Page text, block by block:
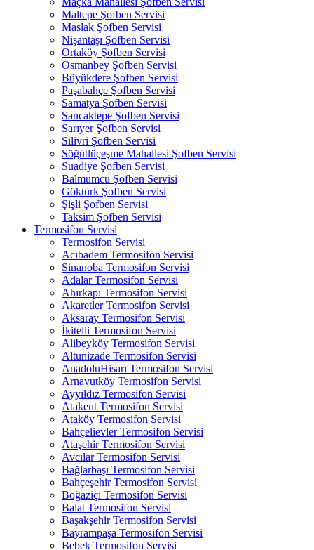
Maltepe Şofben Servisi
Maslak Şofben Servisi
Nişantaşı Şofben Servisi
Ortaköy Şofben Servisi
Osmanbey Şofben Servisi
Büyükdere Şofben Servisi
Paşabahçe Şofben Servisi
Samatya Şofben Servisi
Sancaktepe Şofben Servisi
Sarıyer Şofben Servisi
Silivri Şofben Servisi
Söğütlüçeşme Mahallesi Şofben Servisi
Suadiye Şofben Servisi
Balmumcu Şofben Servisi
Göktürk Şofben Servisi
Şişli Şofben Servisi
Taksim Şofben Servisi
Termosifon Servisi
Termosifon Servisi
Acıbadem Termosifon Servisi
Sinanoba Termosifon Servisi
Adalar Termosifon Servisi
Ahırkapı Termosifon Servisi
Akaretler Termosifon Servisi
Aksaray Termosifon Servisi
İkitelli Termosifon Servisi
Alibeyköy Termosifon Servisi
Altunizade Termosifon Servisi
AnadoluHisarı Termosifon Servisi
Arnavutköy Termosifon Servisi
Ayyıldız Termosifon Servisi
Atakent Termosifon Servisi
Ataköy Termosifon Servisi
Bahçelievler Termosifon Servisi
Ataşehir Termosifon Servisi
Avcılar Termosifon Servisi
Bağlarbaşı Termosifon Servisi
Bahçeşehir Termosifon Servisi
Boğaziçi Termosifon Servisi
Balat Termosifon Servisi
Başakşehir Termosifon Servisi
Bayrampaşa Termosifon Servisi
Bebek Termosifon Servisi